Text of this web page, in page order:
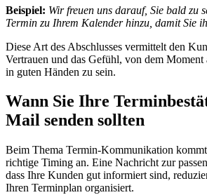
Beispiel: Wir freuen uns darauf, Sie bald zu
Termin zu Ihrem Kalender hinzu, damit Sie
Diese Art des Abschlusses vermittelt den
Vertrauen und das Gefühl, von dem Moment
in guten Händen zu sein.
Wann Sie Ihre
Mail senden sollten
Beim Thema Termin-Kommunikation
richtige Timing an. Eine Nachricht zur
dass Ihre Kunden gut informiert sind,
Ihren Terminplan organisiert.